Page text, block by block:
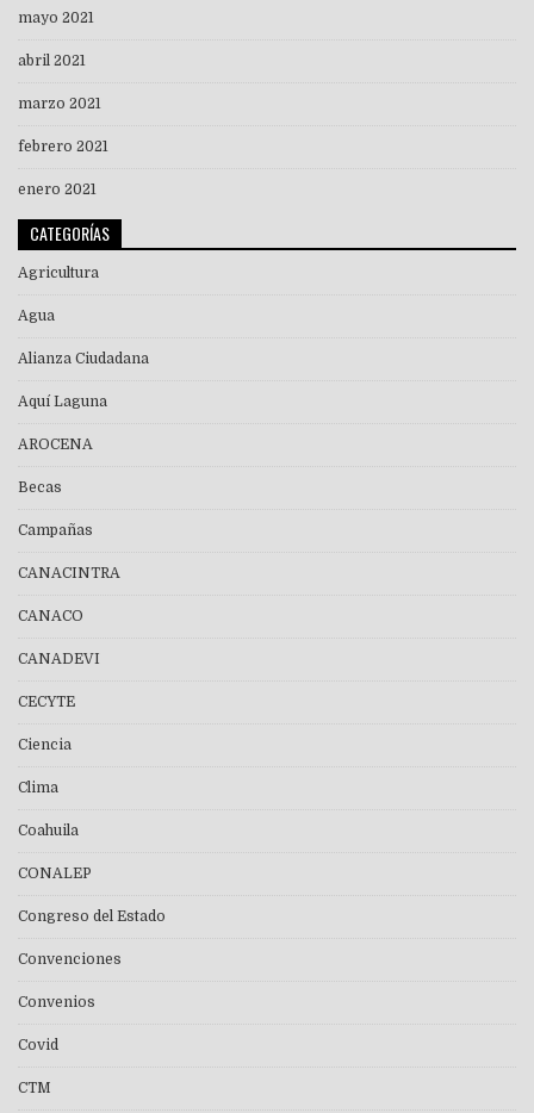
mayo 2021
abril 2021
marzo 2021
febrero 2021
enero 2021
CATEGORÍAS
Agricultura
Agua
Alianza Ciudadana
Aquí Laguna
AROCENA
Becas
Campañas
CANACINTRA
CANACO
CANADEVI
CECYTE
Ciencia
Clima
Coahuila
CONALEP
Congreso del Estado
Convenciones
Convenios
Covid
CTM